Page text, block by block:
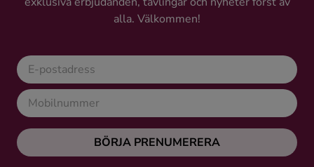
Ingredienser
alla. Välkommen!
BÖRJA PRENUMERERA